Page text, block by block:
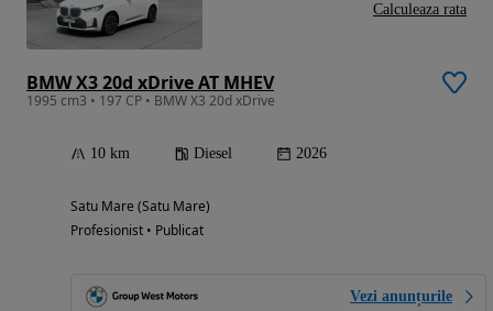
BMW X3 20d xDrive AT MHEV
1995 cm3 • 197 CP • BMW X3 20d xDrive
10 km Diesel 2026
Satu Mare (Satu Mare)
Profesionist • Publicat
Vezi anunțurile
Calculeaza rata